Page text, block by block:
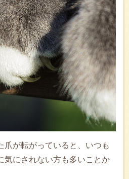
爪が転がっていると、いつも
気にされない方も多いことか